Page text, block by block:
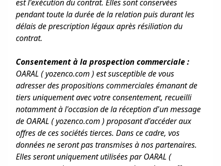
est l'exécution du contrat. Elles sont conservées
pendant toute la durée de la relation puis durant les
délais de prescription légaux après résiliation du
contrat.
Consentement à la prospection commerciale :
OARAL ( yozenco.com ) est susceptible de vous
adresser des propositions commerciales émanant de
tiers uniquement avec votre consentement, recueilli
notamment à l'occasion de la réception d'un message
de OARAL ( yozenco.com ) proposant d'accéder aux
offres de ces sociétés tierces. Dans ce cadre, vos
données ne seront pas transmises à nos partenaires.
Elles seront uniquement utilisées par OARAL (